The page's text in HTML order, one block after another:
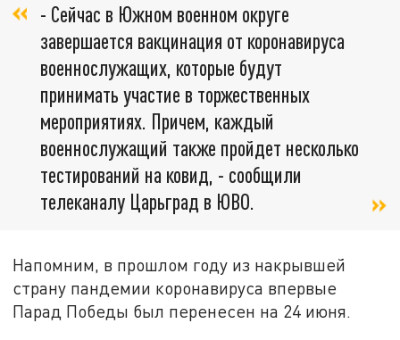
- Сейчас в Южном военном округе
завершается вакцинация от коронавируса
военнослужащих, которые будут
принимать участие в торжественных
мероприятиях. Причем, каждый
военнослужащий также пройдет несколько
тестирований на ковид, - сообщили
телеканалу Царьград в ЮВО.
Напомним, в прошлом году из накрывшей
страну пандемии коронавируса впервые
Парад Победы был перенесен на 24 июня.